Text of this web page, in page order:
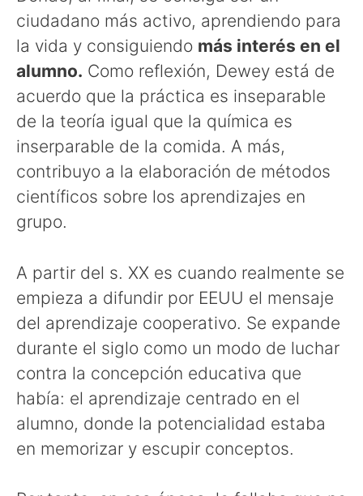
ciudadano más activo, aprendiendo para
la vida y consiguiendo más interés en el
alumno. Como reflexión, Dewey está de
acuerdo que la práctica es inseparable
de la teoría igual que la química es
inserparable de la comida. A más,
contribuyo a la elaboración de métodos
científicos sobre los aprendizajes en
grupo.
A partir del s. XX es cuando realmente se
empieza a difundir por EEUU el mensaje
del aprendizaje cooperativo. Se expande
durante el siglo como un modo de luchar
contra la concepción educativa que
había: el aprendizaje centrado en el
alumno, donde la potencialidad estaba
en memorizar y escupir conceptos.